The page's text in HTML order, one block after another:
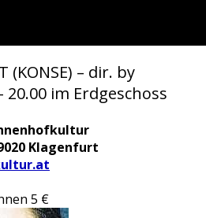
(KONSE) – dir. by
20.00 im Erdgeschoss
Klagenfurt
5 €